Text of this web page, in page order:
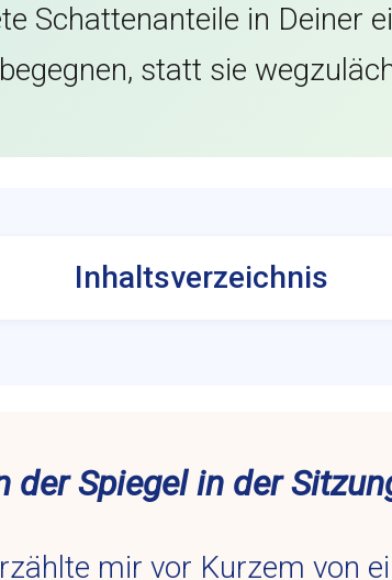
Schattenanteile in Deiner
statt sie
Inhaltsverzeichnis
der Spiegel in der
mir vor Kurzem von